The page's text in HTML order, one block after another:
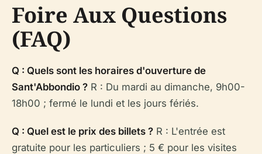
Foire Aux Questions
(FAQ)
Q : Quels sont les horaires d'ouverture de
Sant'Abbondio ? R : Du mardi au dimanche, 9h00-
18h00 ; fermé le lundi et les jours fériés.
Q : Quel est le prix des billets ? R : L'entrée est
gratuite pour les particuliers ; 5 € pour les visites